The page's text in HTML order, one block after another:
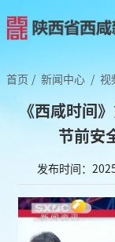
首页 / 新闻中心 / 视
《西咸时间
节前安
发布时间：